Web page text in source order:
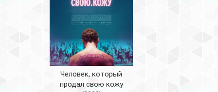
Человек, который
продал свою кожу